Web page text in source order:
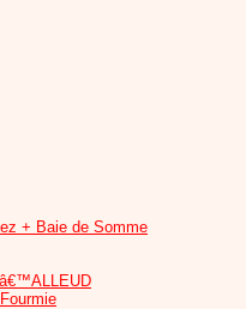
+ Baie de Somme